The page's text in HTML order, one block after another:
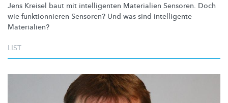
Jens Kreisel baut mit intelligenten Materialien Sensoren. Doch
wie funktionnieren Sensoren? Und was sind intelligente
Materialien?
LIST